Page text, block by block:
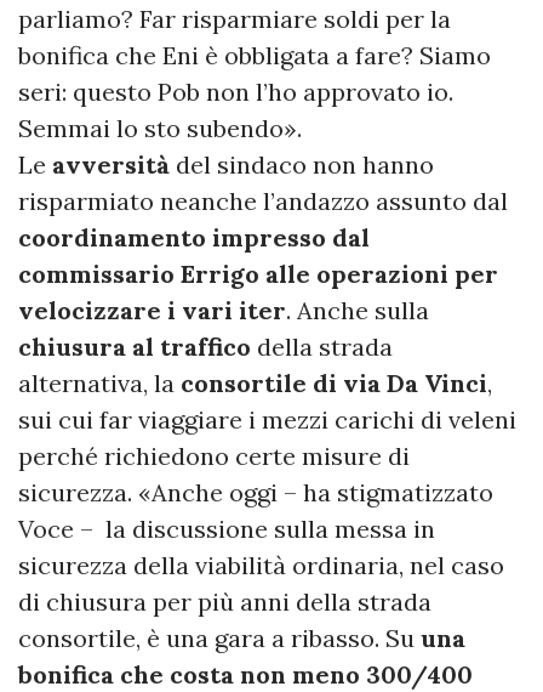
parliamo? Far risparmiare soldi per la
bonifica che Eni è obbligata a fare? Siamo
seri: questo Pob non l’ho approvato io.
Semmai lo sto subendo».
Le avversità del sindaco non hanno
risparmiato neanche l’andazzo assunto dal
coordinamento impresso dal
commissario Errigo alle operazioni per
velocizzare i vari iter. Anche sulla
chiusura al traffico della strada
alternativa, la consortile di via Da Vinci,
sui cui far viaggiare i mezzi carichi di veleni
perché richiedono certe misure di
sicurezza. «Anche oggi – ha stigmatizzato
Voce – la discussione sulla messa in
sicurezza della viabilità ordinaria, nel caso
di chiusura per più anni della strada
consortile, è una gara a ribasso. Su una
bonifica che costa non meno 300/400